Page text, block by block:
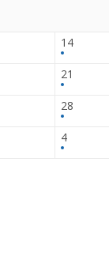
14
21
28
4